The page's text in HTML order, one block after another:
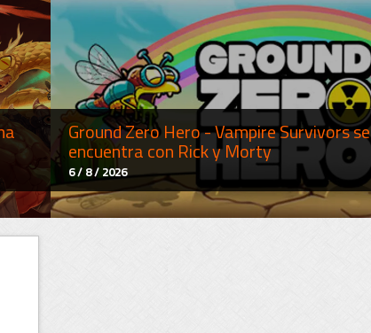
Ground Zero Hero - Vampire Survivors se
encuentra con Rick y Morty
6 / 8 / 2026